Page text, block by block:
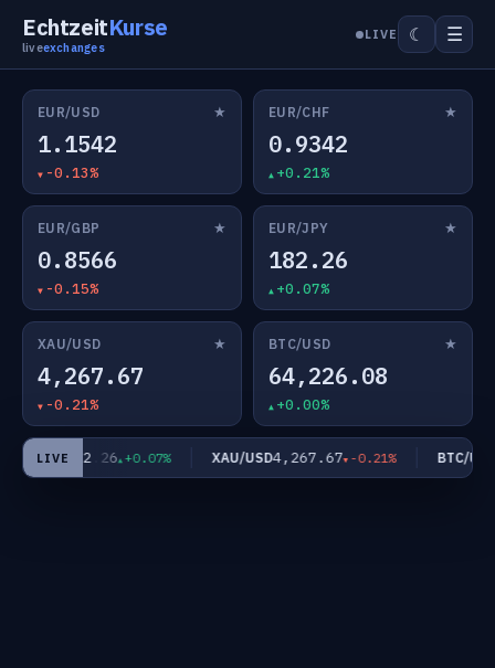
EchtzeitKurse
liveexchanges
LIVE ☾ ☰
EUR/USD ★
1.1542
-0.13%
EUR/CHF ★
0.9342
+0.21%
EUR/GBP ★
0.8566
-0.15%
EUR/JPY ★
182.26
+0.07%
XAU/USD ★
4,267.67
-0.21%
BTC/USD ★
64,226.08
+0.00%
LIVE
JPY182.26 +0.07% XAU/USD4,267.67 -0.21% BTC/USD